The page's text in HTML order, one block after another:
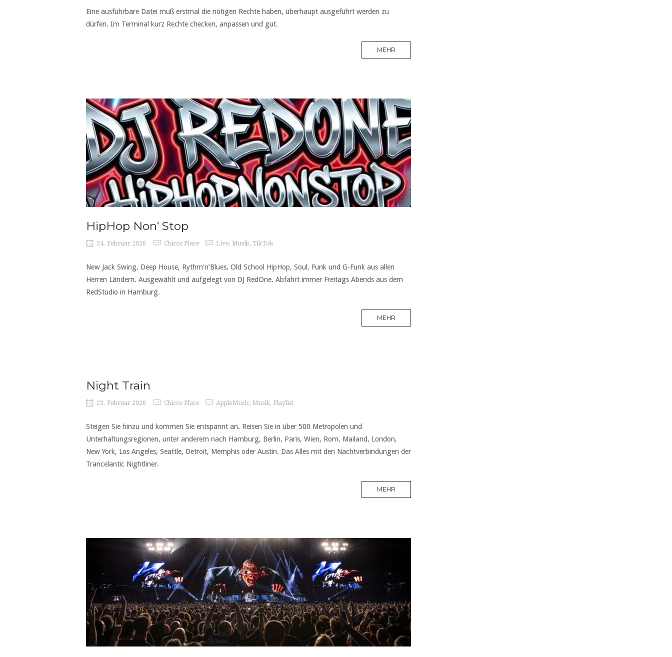
Eine ausführbare Datei muß erstmal die nötigen Rechte haben, überhaupt ausgeführt werden zu
dürfen. Im Terminal kurz Rechte checken, anpassen und gut.
MEHR
HipHop Non‘ Stop
24. Februar 2026 Chicos Place Live, Musik, TikTok
New Jack Swing, Deep House, Rythm’n’Blues, Old School HipHop, Soul, Funk und G-Funk aus allen
Herren Ländern. Ausgewählt und aufgelegt von DJ RedOne. Abfahrt immer Freitags Abends aus dem
RedStudio in Hamburg.
MEHR
Night Train
23. Februar 2026 Chicos Place AppleMusic, Musik, Playlist
Steigen Sie hinzu und kommen Sie entspannt an. Reisen Sie in über 500 Metropolen und
Unterhaltungsregionen, unter anderem nach Hamburg, Berlin, Paris, Wien, Rom, Mailand, London,
New York, Los Angeles, Seattle, Detroit, Memphis oder Austin. Das Alles mit den Nachtverbindungen der
Trancelantic Nightliner.
MEHR